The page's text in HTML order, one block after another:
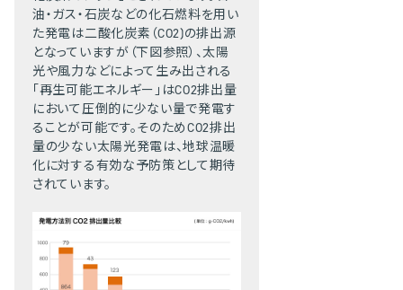
油・ガス・石炭などの化石燃料を用い
た発電は二酸化炭素（CO2)の排出源
となっていますが（下図参照）、太陽
光や風力などによって生み出される
「再生可能エネルギー」はCO2排出量
において圧倒的に少ない量で発電す
ることが可能です。そのためCO2排出
量の少ない太陽光発電は、地球温暖
化に対する有効な予防策として期待
されています。